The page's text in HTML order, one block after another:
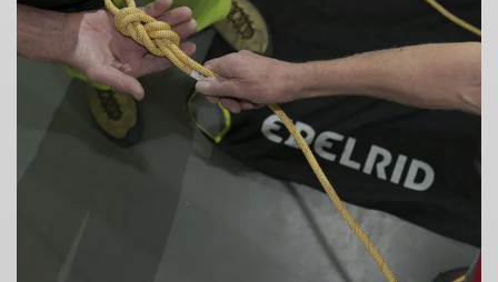
© DAV/Thilo Brunner